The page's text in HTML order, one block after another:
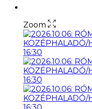
Zoom